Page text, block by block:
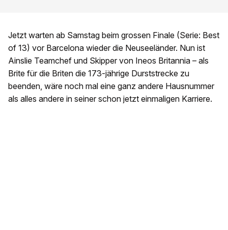
Jetzt warten ab Samstag beim grossen Finale (Serie: Best
of 13) vor Barcelona wieder die Neuseeländer. Nun ist
Ainslie Teamchef und Skipper von Ineos Britannia – als
Brite für die Briten die 173-jährige Durststrecke zu
beenden, wäre noch mal eine ganz andere Hausnummer
als alles andere in seiner schon jetzt einmaligen Karriere.